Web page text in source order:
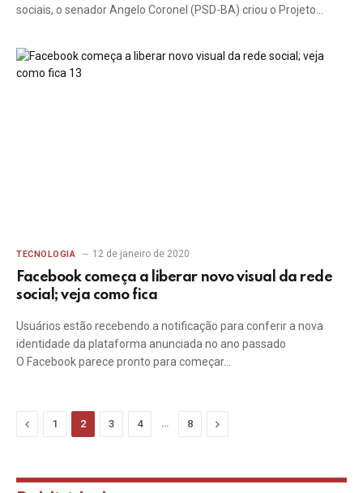
sociais, o senador Angelo Coronel (PSD-BA) criou o Projeto…
TECNOLOGIA 12 de janeiro de 2020
Facebook começa a liberar novo visual da rede
social; veja como fica
Usuários estão recebendo a notificação para conferir a nova
identidade da plataforma anunciada no ano passado
O Facebook parece pronto para começar…
Previous
1 2 3 4 … 8 Next